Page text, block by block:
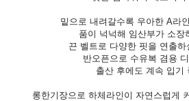
밑으로 내려갈수록 우아한 A라
품이 넉넉해 임산부가 소장
끈 벨트로 다양한 핏을 연출하
반오픈으로 수유복 겸용
출산 후에도 계속 입기
롱한기장으로 하체라인이 자연스럽게